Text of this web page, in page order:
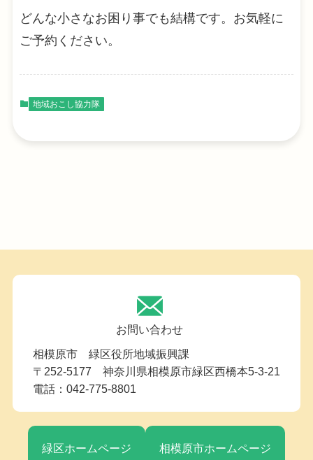
どんな小さなお困り事でも結構です。お気軽に
ご予約ください。
地域おこし協力隊
お問い合わせ
相模原市 緑区役所地域振興課
〒252-5177 神奈川県相模原市緑区西橋本5-3-21
電話：042-775-8801
緑区ホームページ 相模原市ホームページ